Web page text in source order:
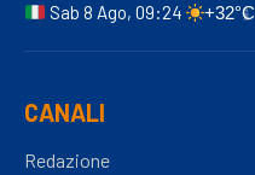
Sab 8 Ago, 09:24 +32°C
CANALI
Redazione